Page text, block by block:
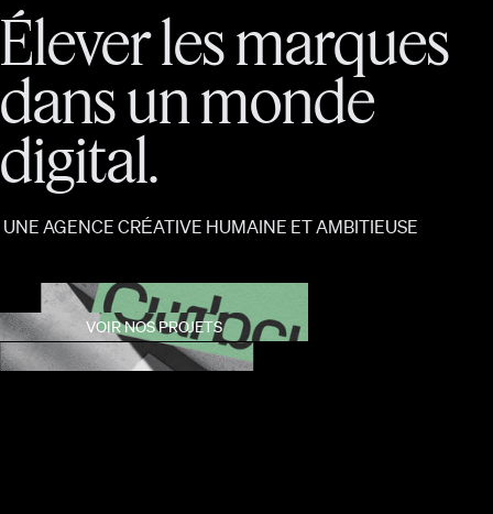
Éleverlesmarques
dansunmonde
digital.
UNE AGENCE CRÉATIVE HUMAINE ET AMBITIEUSE
VOIR NOS PROJETS